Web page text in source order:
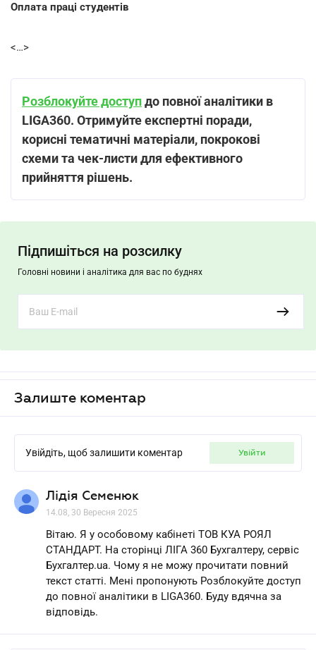
Оплата праці студентів
<…>
Розблокуйте доступдо повної аналітики в
LIGA360. Отримуйте експертні поради,
корисні тематичні матеріали, покрокові
схеми та чек-листи для ефективного
прийняття рішень.
Підпишіться на розсилку
Головні новини і аналітика для вас по буднях
Залиште коментар
Увійдіть, щоб залишити коментар увійти
Лідія Семенюк
14.08, 30 Вересня 2025
Вітаю. Я у особовому кабінеті ТОВ КУА РОЯЛ
СТАНДАРТ. На сторінці ЛІГА 360 Бухгалтеру, сервіс
Бухгалтер.ua. Чому я не можу прочитати повний
текст статті. Мені пропонують Розблокуйте доступ
до повної аналітики в LIGA360. Буду вдячна за
відповідь.